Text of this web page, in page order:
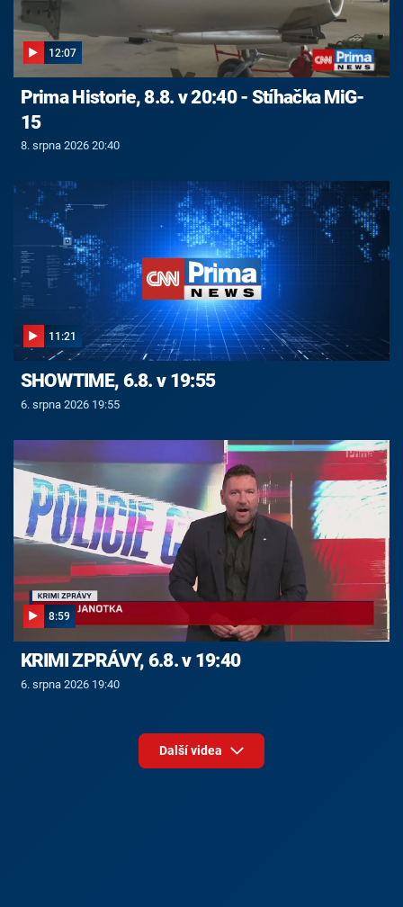
12:07
Prima Historie, 8.8. v 20:40 - Stíhačka MiG-
15
8. srpna 2026 20:40
11:21
SHOWTIME, 6.8. v 19:55
6. srpna 2026 19:55
8:59
KRIMI ZPRÁVY, 6.8. v 19:40
6. srpna 2026 19:40
Další videa